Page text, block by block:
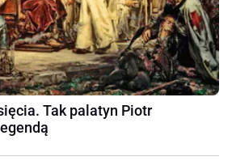
Tak palatyn Piotr